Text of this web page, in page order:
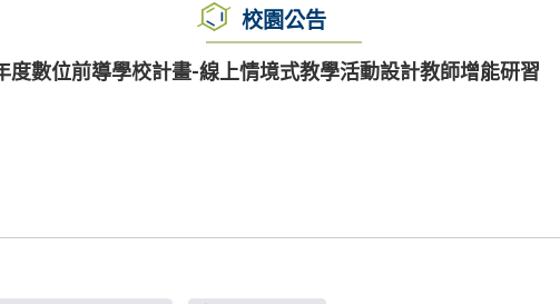
校園公告
度數位前導學校計畫-線上情境式教學活動設計教師增能研習